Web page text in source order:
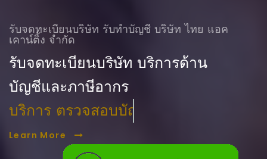
รับจดทะเบียนบริษัท รับทําบัญชี บริษัท ไทย แอค
เคาน์ติ้ง จำกัด
รับจดทะเบียนบริษัท บริการด้าน
บัญชีและภาษีอากร
บริการ ตรวจสอบบัญชี
Learn More